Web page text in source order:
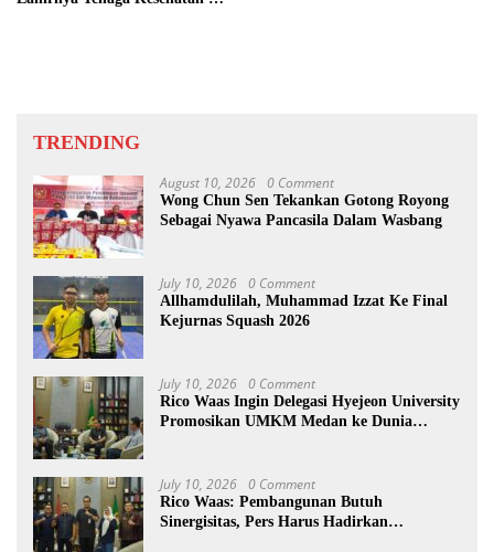
TRENDING
August 10, 2026 0 Comment
Wong Chun Sen Tekankan Gotong Royong
Sebagai Nyawa Pancasila Dalam Wasbang
July 10, 2026 0 Comment
Allhamdulilah, Muhammad Izzat Ke Final
Kejurnas Squash 2026
July 10, 2026 0 Comment
Rico Waas Ingin Delegasi Hyejeon University
Promosikan UMKM Medan ke Dunia
July 10, 2026 0 Comment
Rico Waas: Pembangunan Butuh
Sinergisitas, Pers Harus Hadirkan